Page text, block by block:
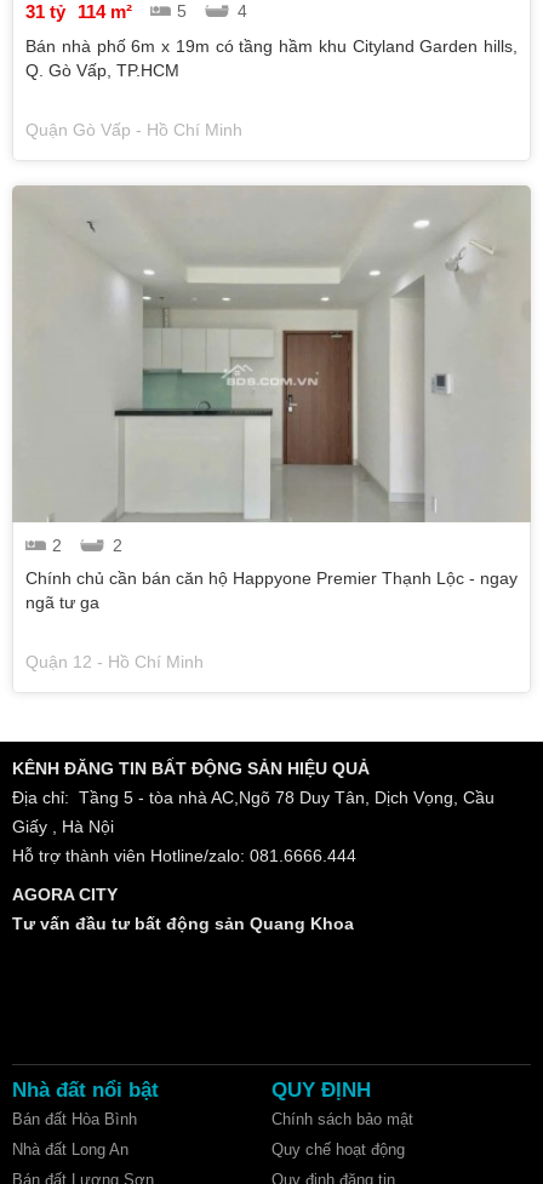
31 tỷ 114 m² 5
4
Bán nhà phố 6m x 19m có tầng hầm khu Cityland Garden hills,
Q. Gò Vấp, TP.HCM
Quận Gò Vấp - Hồ Chí Minh
2
2
Chính chủ cần bán căn hộ Happyone Premier Thạnh Lộc - ngay
ngã tư ga
Quận 12 - Hồ Chí Minh
KÊNH ĐĂNG TIN BẤT ĐỘNG SẢN HIỆU QUẢ
Địa chỉ: Tầng 5 - tòa nhà AC,Ngõ 78 Duy Tân, Dịch Vọng, Cầu
Giấy , Hà Nội
Hỗ trợ thành viên Hotline/zalo: 081.6666.444
AGORA CITY
Tư vấn đầu tư bất động sản Quang Khoa
Nhà đất nổi bật
Bán đất Hòa Bình
Nhà đất Long An
Bán đất Lương Sơn
QUY ĐỊNH
Chính sách bảo mật
Quy chế hoạt động
Quy định đăng tin